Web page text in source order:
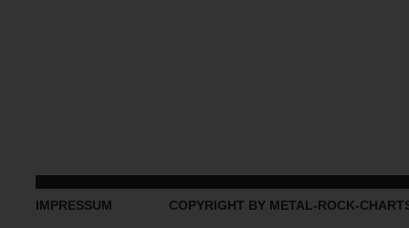
IMPRESSUM COPYRIGHT BY METAL-ROCK-